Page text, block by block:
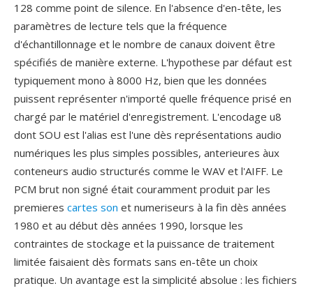
128 comme point de silence. En l'absence d'en-tête, les
paramètres de lecture tels que la fréquence
d'échantillonnage et le nombre de canaux doivent être
spécifiés de manière externe. L'hypothese par défaut est
typiquement mono à 8000 Hz, bien que les données
puissent représenter n'importé quelle fréquence prisé en
chargé par le matériel d'enregistrement. L'encodage u8
dont SOU est l'alias est l'une dès représentations audio
numériques les plus simples possibles, anterieures àux
conteneurs audio structurés comme le WAV et l'AIFF. Le
PCM brut non signé était couramment produit par les
premieres cartes son et numeriseurs à la fin dès années
1980 et au début dès années 1990, lorsque les
contraintes de stockage et la puissance de traitement
limitée faisaient dès formats sans en-tête un choix
pratique. Un avantage est la simplicité absolue : les fichiers